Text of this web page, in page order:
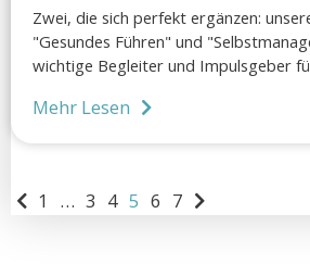
Zwei, die sich perfekt ergänzen:
"Gesundes Führen" und
wichtige Begleiter und Impulsgeber
Mehr Lesen
1 … 3 4 5 6 7